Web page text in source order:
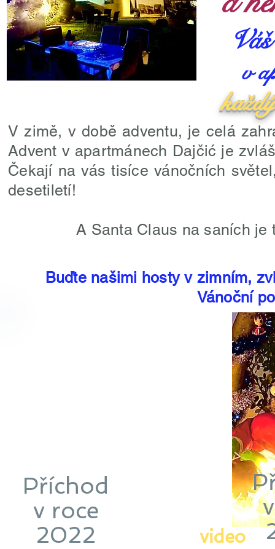
V zimě, v době adventu, je celá
Advent v apartmánech Dajčić je
Čekají na vás tisíce vánočních
desetiletí!
A Santa Claus na saních
v
Buďte našimi hosty v zimním,
Vánoční
video
Příchod
v roce
2022